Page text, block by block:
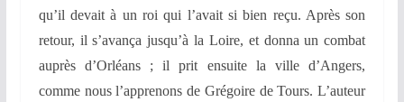
qu’il devait à un roi qui l’avait si bien reçu. Après son
retour, il s’avança jusqu’à la Loire, et donna un combat
auprès d’Orléans ; il prit ensuite la ville d’Angers,
comme nous l’apprenons de Grégoire de Tours. L’auteur